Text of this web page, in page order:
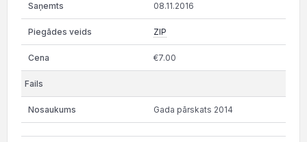
08.11.2016
ZIP
€7.00
Gada pārskats 2014